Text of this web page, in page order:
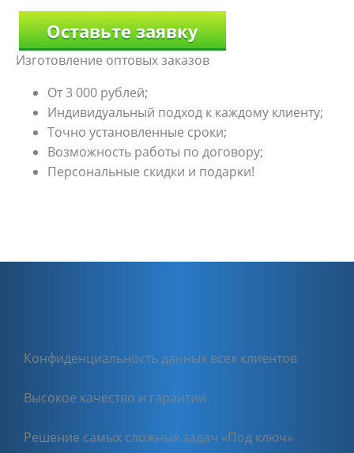
Оставьте заявку
Изготовление оптовых заказов
От 3 000 рублей;
Индивидуальный подход к каждому клиенту;
Точно установленные сроки;
Возможность работы по договору;
Персональные скидки и подарки!
Конфиденциальность данных всех клиентов
Высокое качество и гарантии
Решение самых сложных задач «Под ключ»